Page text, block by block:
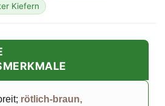
Kiefern
rötlich-braun,